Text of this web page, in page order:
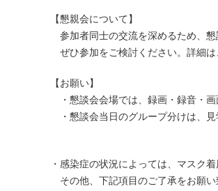
【懇親会について】
参加者同士の交流を深めるため、懇
ぜひ参加をご検討ください。詳細は
【お願い】
・懇談会会場では、録画・録音・画
・懇談会当日のグループ分けは、見
・感染症の状況によっては、マスク
その他、下記項目のご了承をお願い